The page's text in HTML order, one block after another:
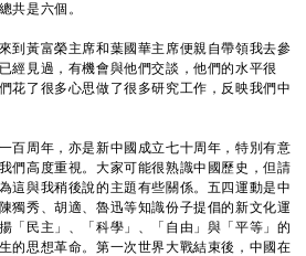
共是六個。
黃富榮主席和葉國華主席便親自帶領我去參
經見過，有機會與他們交談，他們的水平很
花了很多心思做了很多研究工作，反映我們中
周年，亦是新中國成立七十周年，特別有意
們高度重視。大家可能很熟識中國歷史，但請
這與我稍後說的主題有些關係。五四運動是中
獨秀、胡適、魯迅等知識份子提倡的新文化運
「民主」、「科學」、「自由」與「平等」的
的思想革命。第一次世界大戰結束後，中國在